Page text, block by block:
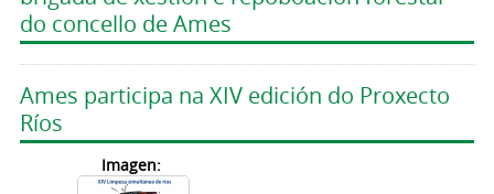
do concello de Ames
Ames participa na XIV edición do Proxecto
Ríos
Imagen: